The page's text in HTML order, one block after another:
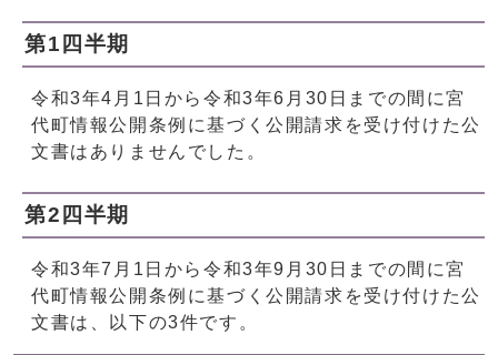
第1四半期
令和3年4月1日から令和3年6月30日までの間に宮
代町情報公開条例に基づく公開請求を受け付けた公
文書はありませんでした。
第2四半期
令和3年7月1日から令和3年9月30日までの間に宮
代町情報公開条例に基づく公開請求を受け付けた公
文書は、以下の3件です。